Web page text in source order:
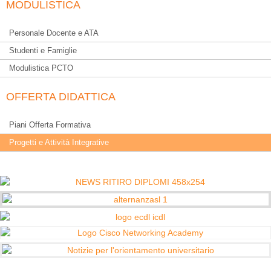
MODULISTICA
Personale Docente e ATA
Studenti e Famiglie
Modulistica PCTO
OFFERTA DIDATTICA
Piani Offerta Formativa
Progetti e Attività Integrative